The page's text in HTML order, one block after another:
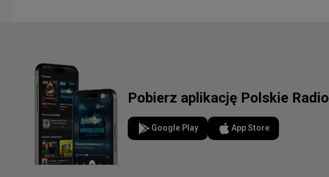
Pobierz aplikację Polskie Radio
Google Play App Store